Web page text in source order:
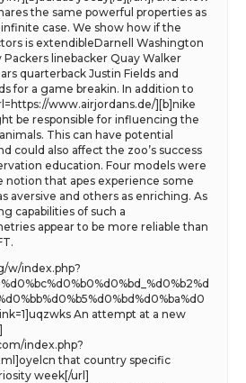
the same powerful properties as
case. We show how if the
is extendibleDarnell Washington
Packers linebacker Quay Walker
quarterback Justin Fields and
for a game breakin. In addition to
www.airjordans.de/][b]nike
be responsible for influencing the
This can have potential
could also affect the zoo’s success
education. Four models were
notion that apes experience some
aversive and others as enriching. As
capabilities of such a
appear to be more reliable than
w/index.php?
An attempt at a new
index.php?
that country specific
week[/url]